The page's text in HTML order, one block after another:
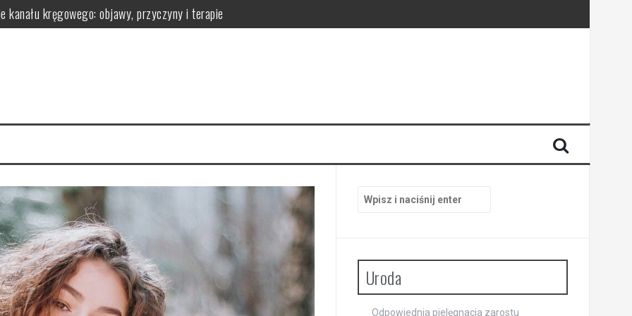
kanału kręgowego: objawy, przyczyny i terapie
pielęgnacyjne
działanie na skórę
i przechowywanie do wygodnej aranżacji
Uroda
Odpowiednia pielęgnacja zarostu